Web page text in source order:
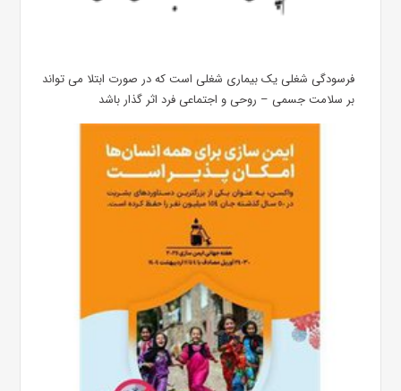
فرسودگی شغلی یک بیماری شغلی است که در صورت ابتلا می تواند
بر سلامت جسمی – روحی و اجتماعی فرد اثر گذار باشد